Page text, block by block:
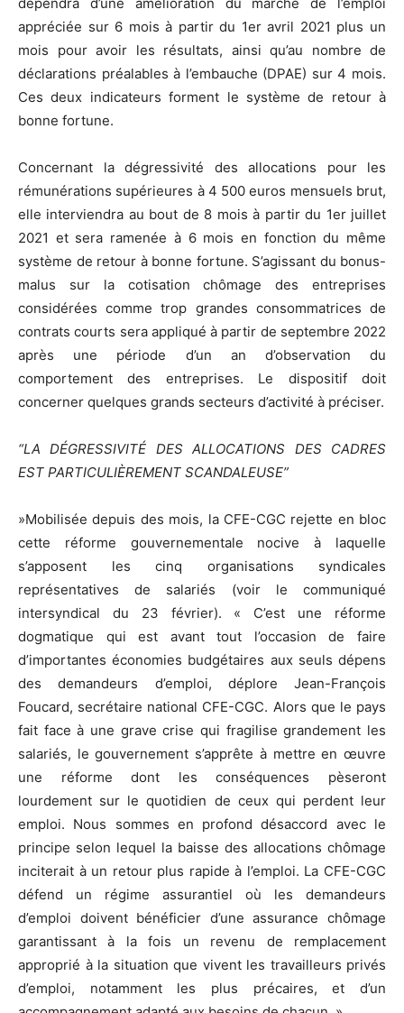
appréciée sur 6 mois à partir du 1er avril 2021 plus un
mois pour avoir les résultats, ainsi qu’au nombre de
déclarations préalables à l’embauche (DPAE) sur 4 mois.
Ces deux indicateurs forment le système de retour à
bonne fortune.
Concernant la dégressivité des allocations pour les
rémunérations supérieures à 4 500 euros mensuels brut,
elle interviendra au bout de 8 mois à partir du 1er juillet
2021 et sera ramenée à 6 mois en fonction du même
système de retour à bonne fortune. S’agissant du bonus-
malus sur la cotisation chômage des entreprises
considérées comme trop grandes consommatrices de
contrats courts sera appliqué à partir de septembre 2022
après une période d’un an d’observation du
comportement des entreprises. Le dispositif doit
concerner quelques grands secteurs d’activité à préciser.
“LA DÉGRESSIVITÉ DES ALLOCATIONS DES CADRES
EST PARTICULIÈREMENT SCANDALEUSE”
»Mobilisée depuis des mois, la CFE-CGC rejette en bloc
cette réforme gouvernementale nocive à laquelle
s’apposent les cinq organisations syndicales
représentatives de salariés (voir le communiqué
intersyndical du 23 février). « C’est une réforme
dogmatique qui est avant tout l’occasion de faire
d’importantes économies budgétaires aux seuls dépens
des demandeurs d’emploi, déplore Jean-François
Foucard, secrétaire national CFE-CGC. Alors que le pays
fait face à une grave crise qui fragilise grandement les
salariés, le gouvernement s’apprête à mettre en œuvre
une réforme dont les conséquences pèseront
lourdement sur le quotidien de ceux qui perdent leur
emploi. Nous sommes en profond désaccord avec le
principe selon lequel la baisse des allocations chômage
inciterait à un retour plus rapide à l’emploi. La CFE-CGC
défend un régime assurantiel où les demandeurs
d’emploi doivent bénéficier d’une assurance chômage
garantissant à la fois un revenu de remplacement
approprié à la situation que vivent les travailleurs privés
d’emploi, notamment les plus précaires, et d’un